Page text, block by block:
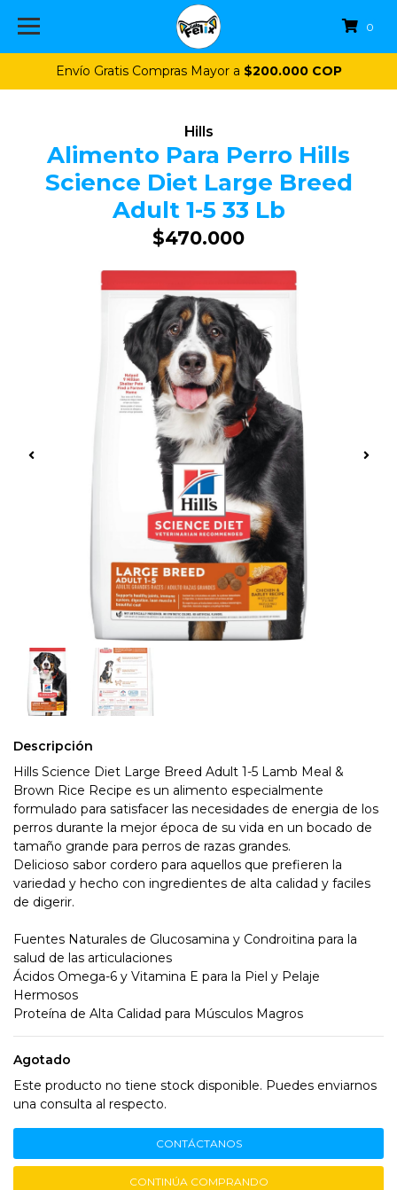
Envío Gratis Compras Mayor a $200.000 COP
0
Hills
Alimento Para Perro Hills
Science Diet Large Breed
Adult 1-5 33 Lb
$470.000
Descripción
Hills Science Diet Large Breed Adult 1-5 Lamb Meal &
Brown Rice Recipe es un alimento especialmente
formulado para satisfacer las necesidades de energia de los
perros durante la mejor época de su vida en un bocado de
tamaño grande para perros de razas grandes.
Delicioso sabor cordero para aquellos que prefieren la
variedad y hecho con ingredientes de alta calidad y faciles
de digerir.
Fuentes Naturales de Glucosamina y Condroitina para la
salud de las articulaciones
Ácidos Omega-6 y Vitamina E para la Piel y Pelaje
Hermosos
Proteína de Alta Calidad para Músculos Magros
Agotado
Este producto no tiene stock disponible. Puedes enviarnos
una consulta al respecto.
CONTÁCTANOS
CONTINÚA COMPRANDO